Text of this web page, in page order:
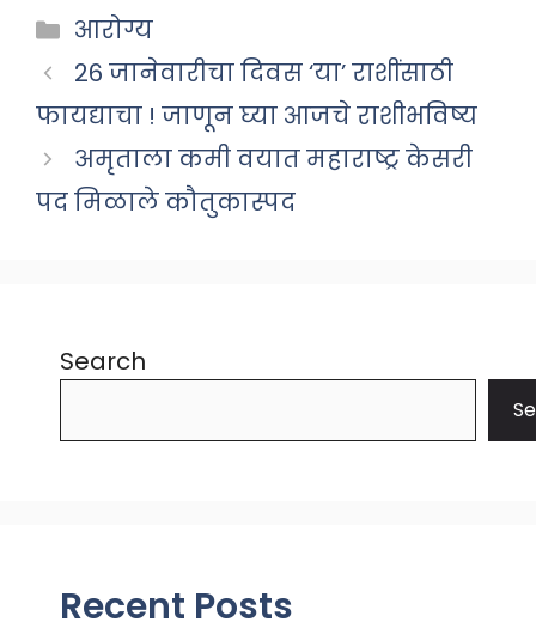
Categories
आरोग्य
26 जानेवारीचा दिवस ‘या’ राशींसाठी
फायद्याचा ! जाणून घ्या आजचे राशीभविष्य
अमृताला कमी वयात महाराष्ट्र केसरी
पद मिळाले कौतुकास्पद
Search
Recent Posts